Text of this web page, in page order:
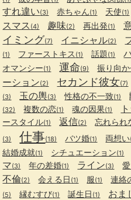
すれ違い(3) 赤ちゃん(1) 天使(1)
スマス (4) 趣味(2) 再出発(1)
イミング(7) イニシャル(2)
(1) ファーストキス (1) 話題(1)
オマンシー(1) 運命(9) 振り向か
ーション(2) セカンド彼女(7)
(3) 玉の輿(3) 性格の不一致(1)
(32) 複数の恋(1) 魂の因果(1)
ースタイル(1) 返信(2) 忘れられ
(3) 仕事(18) バツ婚(1) 両想い
結婚成就(1) シチュエーション(1)
マ(3) 年の差婚(1) ライン(3)
不倫(2) 会える日 (1) 服(1) 連絡
(5) 縁むすび(1) 誕生日 (1) おま